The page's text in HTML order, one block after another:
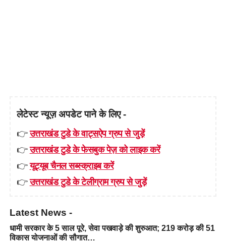
लेटेस्ट न्यूज़ अपडेट पाने के लिए -
👉उत्तराखंड टुडे के वाट्सऐप ग्रुप से जुड़ें
👉उत्तराखंड टुडे के फेसबुक पेज़ को लाइक करें
👉यूट्यूब चैनल सब्स्क्राइब करें
👉उत्तराखंड टुडे के टेलीग्राम ग्रुप से जुड़ें
Latest News -
धामी सरकार के 5 साल पूरे, सेवा पखवाड़े की शुरुआत; 219 करोड़ की 51
विकास योजनाओं की सौगात…